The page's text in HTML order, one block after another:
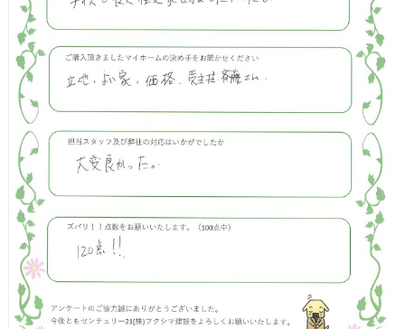
マップで探す
住宅ローン控除シミュレータ
新築戸建て
中古戸建て
マンション
土地